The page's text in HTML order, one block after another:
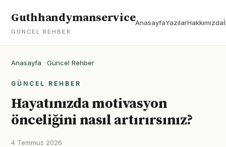
Guthhandymanservice
GÜNCEL REHBER
AnasayfaYazılarHakkımızda
Anasayfa · Güncel Rehber
GÜNCEL REHBER
Hayatınızda motivasyon
önceliğini nasıl artırırsınız?
4 Temmuz 2026